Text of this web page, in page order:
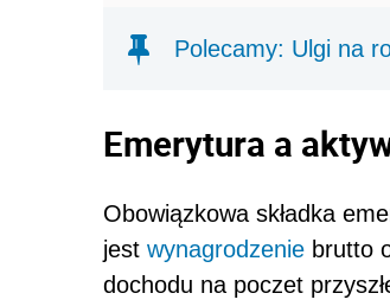
Polecamy: Ulgi na
Emerytura a
Obowiązkowa składka
jest wynagrodzenie brutto
dochodu na poczet